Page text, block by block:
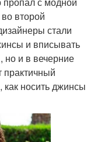
второй
стали
и вписывать
но и в вечерние
практичный
носить джинсы